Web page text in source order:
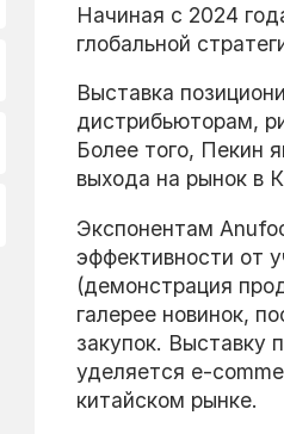
Начиная с 2024
глобальной
Выставка
дистрибьюторам,
Более того, Пекин
выхода на рынок в
Экспонентам
эффективности от
(демонстрация
галерее новинок,
закупок. Выставку
уделяется e-
китайском рынке.